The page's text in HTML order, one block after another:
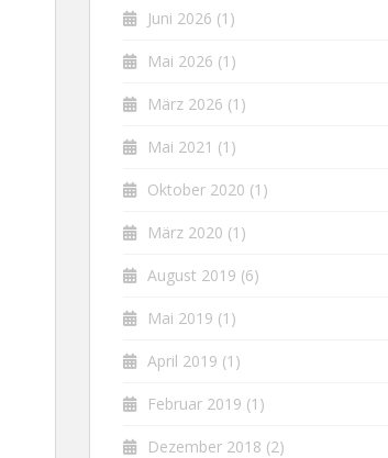
Juni 2026 (1)
Mai 2026 (1)
März 2026 (1)
Mai 2021 (1)
Oktober 2020 (1)
März 2020 (1)
August 2019 (6)
Mai 2019 (1)
April 2019 (1)
Februar 2019 (1)
Dezember 2018 (2)